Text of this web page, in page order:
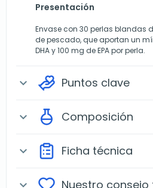
Presentación
Envase con 30 perlas blandas
de pescado, que aportan un
DHA y 100 mg de EPA por perla.
expand_more Puntos clave
expand_more Composición
expand_more Ficha técnica
expand_more Nuestro